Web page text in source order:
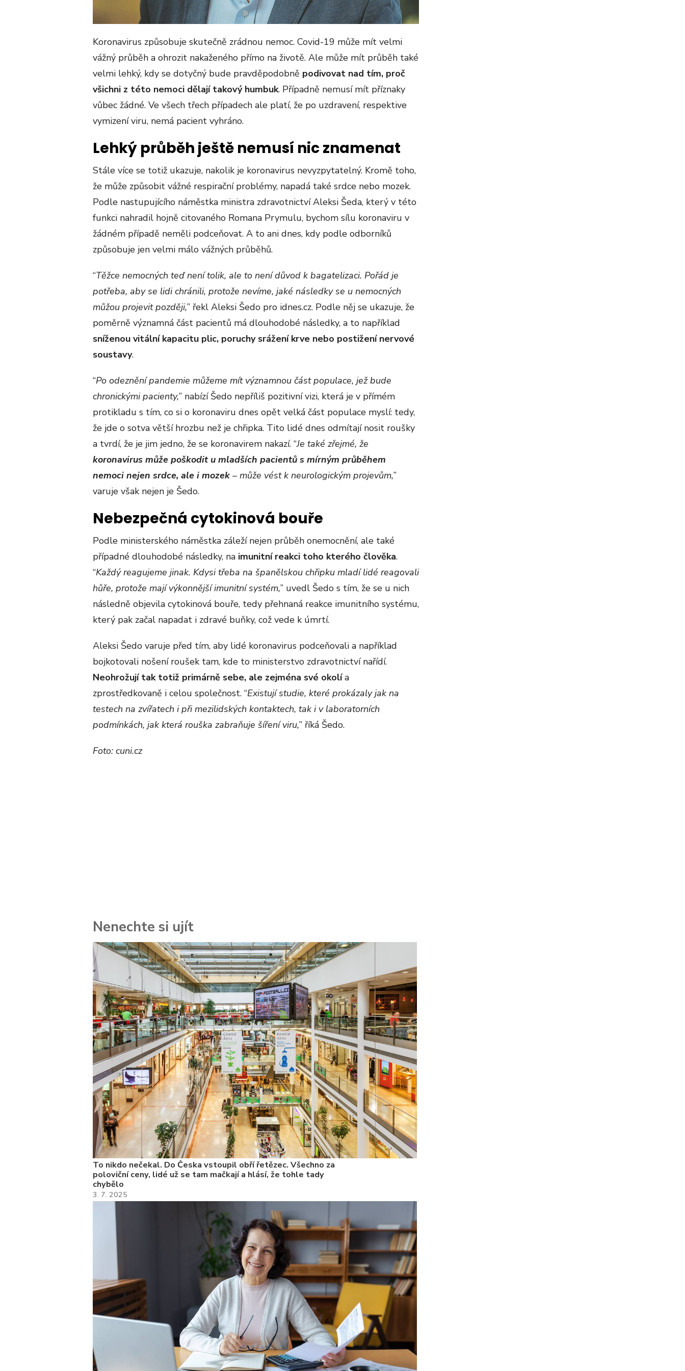
Koronavirus způsobuje skutečně zrádnou nemoc. Covid-19 může mít velmi
vážný průběh a ohrozit nakaženého přímo na životě. Ale může mít průběh také
velmi lehký, kdy se dotyčný bude pravděpodobně podivovat nad tím, proč
všichni z této nemoci dělají takový humbuk. Případně nemusí mít příznaky
vůbec žádné. Ve všech třech případech ale platí, že po uzdravení, respektive
vymizení viru, nemá pacient vyhráno.
Lehký průběh ještě nemusí nic znamenat
Stále více se totiž ukazuje, nakolik je koronavirus nevyzpytatelný. Kromě toho,
že může způsobit vážné respirační problémy, napadá také srdce nebo mozek.
Podle nastupujícího náměstka ministra zdravotnictví Aleksi Šeda, který v této
funkci nahradil hojně citovaného Romana Prymulu, bychom sílu koronaviru v
žádném případě neměli podceňovat. A to ani dnes, kdy podle odborníků
způsobuje jen velmi málo vážných průběhů.
“Těžce nemocných teď není tolik, ale to není důvod k bagatelizaci. Pořád je
potřeba, aby se lidi chránili, protože nevíme, jaké následky se u nemocných
můžou projevit později,” řekl Aleksi Šedo pro idnes.cz. Podle něj se ukazuje, že
poměrně významná část pacientů má dlouhodobé následky, a to například
sníženou vitální kapacitu plic, poruchy srážení krve nebo postižení nervové
soustavy.
“Po odeznění pandemie můžeme mít významnou část populace, jež bude
chronickými pacienty,” nabízí Šedo nepříliš pozitivní vizi, která je v přímém
protikladu s tím, co si o koronaviru dnes opět velká část populace myslí: tedy,
že jde o sotva větší hrozbu než je chřipka. Tito lidé dnes odmítají nosit roušky
a tvrdí, že je jim jedno, že se koronavirem nakazí. “Je také zřejmé, že
koronavirus může poškodit u mladších pacientů s mírným průběhem
nemoci nejen srdce, ale i mozek – může vést k neurologickým projevům,”
varuje však nejen je Šedo.
Nebezpečná cytokinová bouře
Podle ministerského náměstka záleží nejen průběh onemocnění, ale také
případné dlouhodobé následky, na imunitní reakci toho kterého člověka.
“Každý reagujeme jinak. Kdysi třeba na španělskou chřipku mladí lidé reagovali
hůře, protože mají výkonnější imunitní systém,” uvedl Šedo s tím, že se u nich
následně objevila cytokinová bouře, tedy přehnaná reakce imunitního systému,
který pak začal napadat i zdravé buňky, což vede k úmrtí.
Aleksi Šedo varuje před tím, aby lidé koronavirus podceňovali a například
bojkotovali nošení roušek tam, kde to ministerstvo zdravotnictví nařídí.
Neohrožují tak totiž primárně sebe, ale zejména své okolía
zprostředkovaně i celou společnost. “Existují studie, které prokázaly jak na
testech na zvířatech i při mezilidských kontaktech, tak i v laboratorních
podmínkách, jak která rouška zabraňuje šíření viru,” říká Šedo.
Foto: cuni.cz
Nenechte si ujít
To nikdo nečekal. Do Česka vstoupil obří řetězec. Všechno za
poloviční ceny, lidé už se tam mačkají a hlásí, že tohle tady
chybělo
3. 7. 2025